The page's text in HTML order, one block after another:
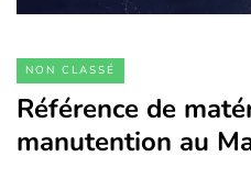
NON CLASSÉ
Référence de
manutention au